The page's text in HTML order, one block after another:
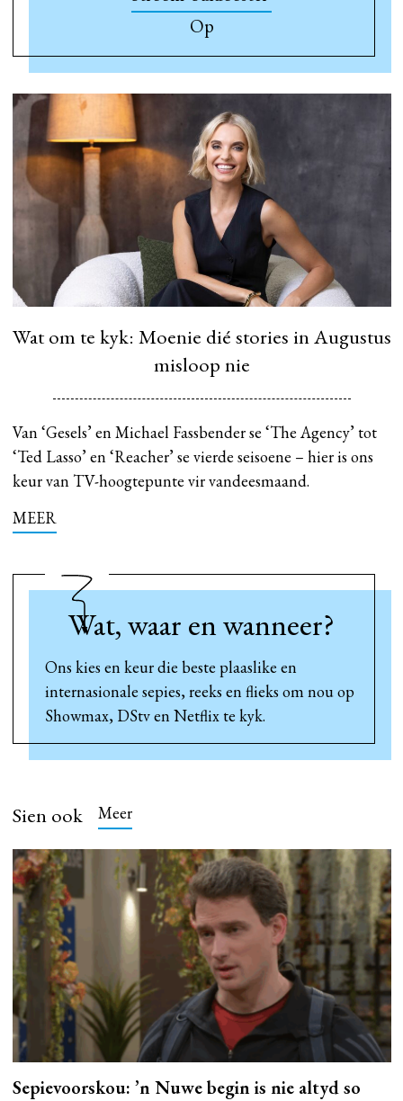
Op
Wat om te kyk: Moenie dié stories in Augustus
misloop nie
Van ‘Gesels’ en Michael Fassbender se ‘The Agency’ tot
‘Ted Lasso’ en ‘Reacher’ se vierde seisoene – hier is ons
keur van TV-hoogtepunte vir vandeesmaand.
MEER
Wat, waar en wanneer?
Ons kies en keur die beste plaaslike en
internasionale sepies, reeks en flieks om nou op
Showmax, DStv en Netflix te kyk.
Sien ook Meer
Sepievoorskou: ’n Nuwe begin is nie altyd so